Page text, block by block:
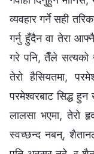
व्यवहार गर्ने सही
गर्नु हुँदैन वा तेरा
गरे पनि, तैँले सत्यको
तेरो हैसियतमा,
परमेश्‍वरबाट सिद्ध हुन
लालसा भएमा, तेरो
स्वच्छन्द नबन्,